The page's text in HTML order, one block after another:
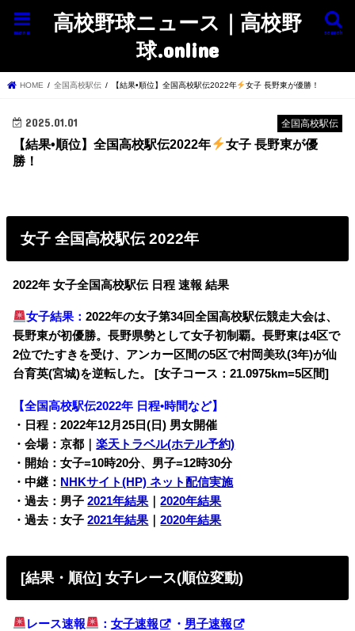
高校野球ニュース｜高校野
球.online
search
menu
HOME 全国高校駅伝 【結果•順位】全国高校駅伝2022年 女子 長野東が優勝！
全国高校駅伝
2025.01.01
【結果•順位】全国高校駅伝2022年
女子 長野東が優
勝！
女子 全国高校駅伝 2022年
2022年 女子全国高校駅伝 日程 速報 結果
女子結果：2022年の女子第34回全国高校駅伝競走大会は、
長野東が初優勝。長野県勢として女子初制覇。長野東は4区で
2位でたすきを受け、アンカー区間の5区で村岡美玖(3年)が仙
台育英(宮城)を逆転した。
[女子コース：21.0975km=5区間]
【全国高校駅伝2022年 日程•時間など】
・日程：2022年12月25日(日) 男女開催
・会場：京都｜楽天トラベル(ホテル予約)
・開始：女子=10時20分、男子=12時30分
・中継： NHKサイト(HP) ネット配信実施
・過去：男子2021年結果 ｜2020年結果
・過去：女子2021年結果 ｜2020年結果
[結果・順位] 女子レース(順位変動)
レース速報 ： 女子速報 ・ 男子速報